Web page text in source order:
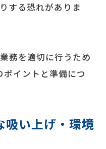
する恐れがありま
務を適切に行うため
ポイントと準備につ
吸い上げ・環境